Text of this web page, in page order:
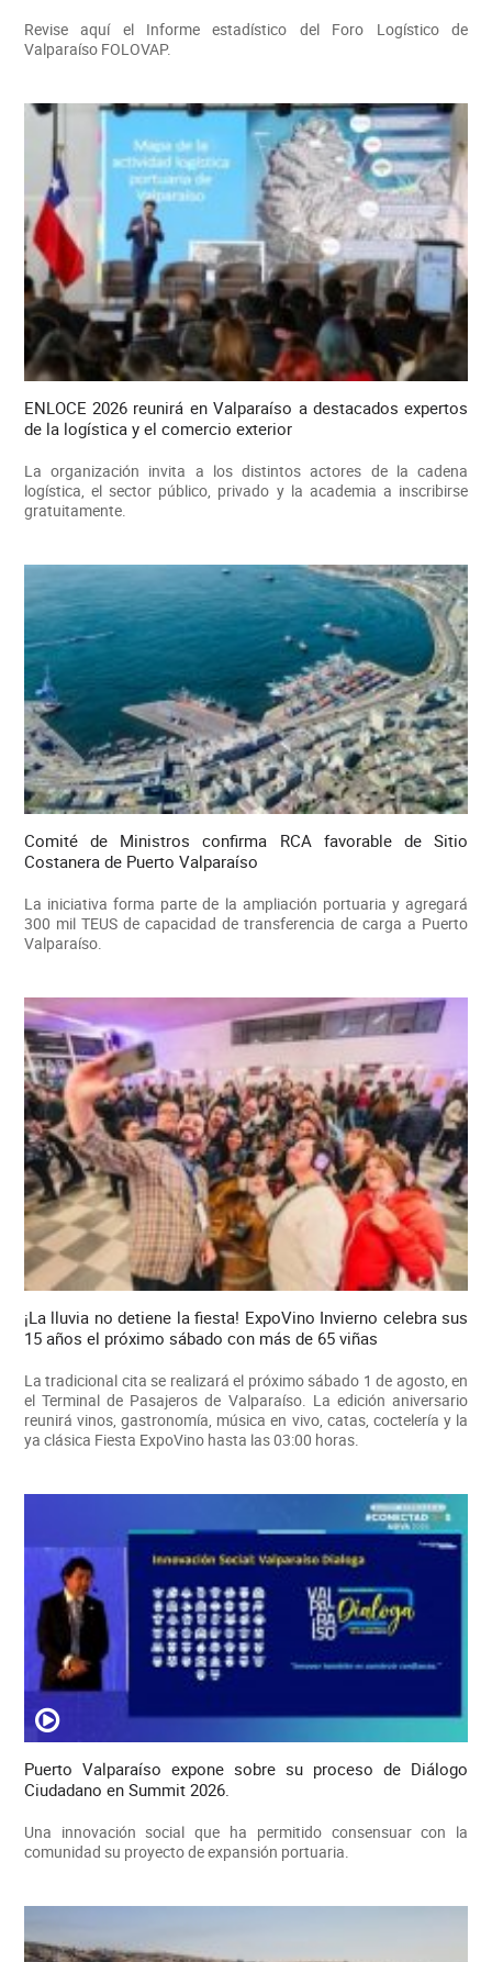
Revise aquí el Informe estadístico del Foro Logístico de
Valparaíso FOLOVAP.
ENLOCE 2026 reunirá en Valparaíso a destacados expertos
de la logística y el comercio exterior
La organización invita a los distintos actores de la cadena
logística, el sector público, privado y la academia a inscribirse
gratuitamente.
Comité de Ministros confirma RCA favorable de Sitio
Costanera de Puerto Valparaíso
La iniciativa forma parte de la ampliación portuaria y agregará
300 mil TEUS de capacidad de transferencia de carga a Puerto
Valparaíso.
¡La lluvia no detiene la fiesta! ExpoVino Invierno celebra sus
15 años el próximo sábado con más de 65 viñas
La tradicional cita se realizará el próximo sábado 1 de agosto, en
el Terminal de Pasajeros de Valparaíso. La edición aniversario
reunirá vinos, gastronomía, música en vivo, catas, coctelería y la
ya clásica Fiesta ExpoVino hasta las 03:00 horas.
Puerto Valparaíso expone sobre su proceso de Diálogo
Ciudadano en Summit 2026.
Una innovación social que ha permitido consensuar con la
comunidad su proyecto de expansión portuaria.